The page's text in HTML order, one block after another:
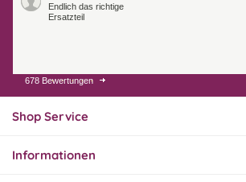
Endlich das richtige
Ersatzteil
01.08.26
Innerhalb 2 Tagen Ware
678 Bewertungen
Shop Service
Informationen